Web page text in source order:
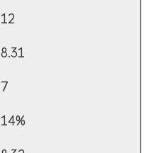
12
8.31
7
14%